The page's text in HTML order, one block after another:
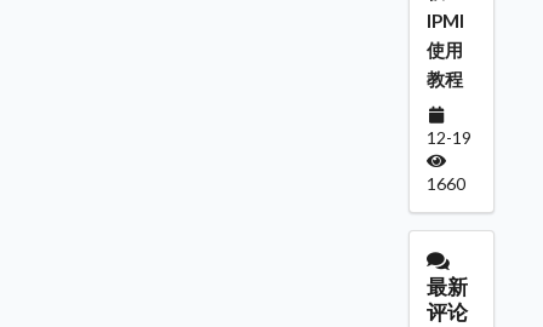
IPMI
使用
教程
12-19
1660
最新
评论